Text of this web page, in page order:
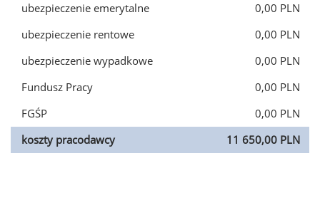
ubezpieczenie emerytalne
0,00 PLN
ubezpieczenie rentowe
0,00 PLN
ubezpieczenie wypadkowe
0,00 PLN
Fundusz Pracy
0,00 PLN
FGŚP
0,00 PLN
koszty pracodawcy
11 650,00 PLN